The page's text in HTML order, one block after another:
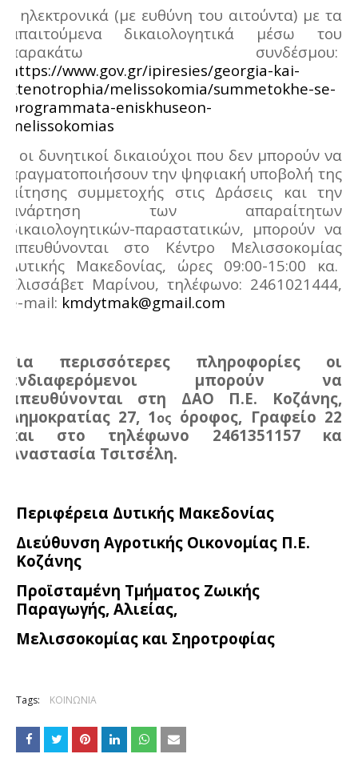
ηλεκτρονικά (με ευθύνη του αιτούντα) με τα
απαιτούμενα δικαιολογητικά μέσω του
παρακάτω συνδέσμου:
https://www.gov.gr/ipiresies/georgia-kai-
ktenotrophia/melissokomia/summetokhe-se-
programmata-eniskhuseon-
melissokomias
οι δυνητικοί δικαιούχοι που δεν μπορούν να
πραγματοποιήσουν την ψηφιακή υποβολή της
αίτησης συμμετοχής στις Δράσεις και την
ανάρτηση των απαραίτητων
δικαιολογητικών-παραστατικών, μπορούν να
απευθύνονται στο Κέντρο Μελισσοκομίας
Δυτικής Μακεδονίας, ώρες 09:00-15:00 κα.
Ελισσάβετ Μαρίνου, τηλέφωνο: 2461021444,
e-mail: kmdytmak@gmail.com
Για περισσότερες πληροφορίες οι
ενδιαφερόμενοι μπορούν να
απευθύνονται στη ΔΑΟ Π.Ε. Κοζάνης,
Δημοκρατίας 27, 1ος όροφος, Γραφείο 22
και στο τηλέφωνο 2461351157 κα
Αναστασία Τσιτσέλη.
Περιφέρεια Δυτικής Μακεδονίας
Διεύθυνση Αγροτικής Οικονομίας Π.Ε.
Κοζάνης
Προϊσταμένη Τμήματος Ζωικής
Παραγωγής, Αλιείας,
Μελισσοκομίας και Σηροτροφίας
Tags: ΚΟΙΝΩΝΙΑ